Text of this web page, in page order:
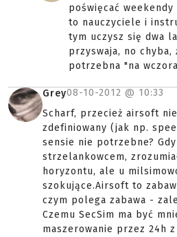
poświęcać weekendy
to nauczyciele i
tym uczysz się dwa
przyswaja, no
potrzebna "na
Grey08-10-2012 @ 10:33
Scharf, przecież airsoft
zdefiniowany (jak np.
sensie nie potrzebne?
strzelankowcem,
horyzontu, ale u
szokujące.Airsoft to
czym polega zabawa -
Czemu SecSim ma być
maszerowanie przez 24h